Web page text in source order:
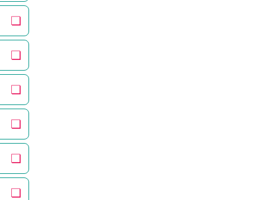
❏
❏
❏
❏
❏
❏